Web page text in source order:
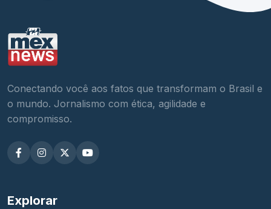
Conectando você aos fatos que transformam o Brasil e
o mundo. Jornalismo com ética, agilidade e
compromisso.
Explorar